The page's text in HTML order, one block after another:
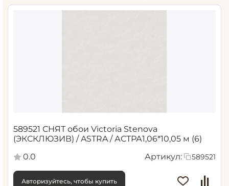
589521 СНЯТ обои Victoria Stenova
(ЭКСКЛЮЗИВ) / ASTRA / АСТРА1,06*10,05 м (6)
0.0
Артикул: 589521
Авторизуйтесь, чтобы купить